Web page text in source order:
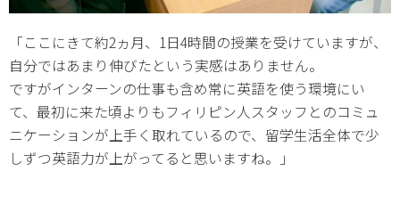
「ここにきて約2ヵ月、1日4時間の授業を受けていますが、
自分ではあまり伸びたという実感はありません。
ですがインターンの仕事も含め常に英語を使う環境にい
て、最初に来た頃よりもフィリピン人スタッフとのコミュ
ニケーションが上手く取れているので、留学生活全体で少
しずつ英語力が上がってると思いますね。」